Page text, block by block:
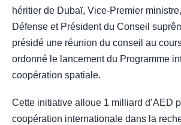
héritier de Dubaï, Vice-Premier
Défense et Président du Conseil
présidé une réunion du conseil au
ordonné le lancement du Programme
coopération spatiale.
Cette initiative alloue 1 milliard d’AED
coopération internationale dans la